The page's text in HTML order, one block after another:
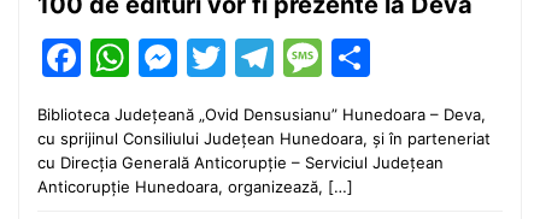
Facebook
WhatsApp
Messenger
Twitter
Telegram
Message
Biblioteca Județeană „Ovid Densusianu” Hunedoara – Deva,
cu sprijinul Consiliului Județean Hunedoara, și în parteneriat
cu Direcția Generală Anticorupție – Serviciul Județean
Anticorupție Hunedoara, organizează, […]